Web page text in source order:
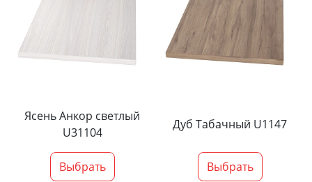
Ясень Анкор светлый
U31104
Выбрать
Дуб Табачный U1147
Выбрать